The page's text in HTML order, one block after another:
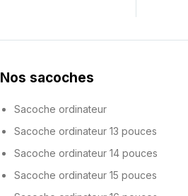
Nos sacoches
Sacoche ordinateur
Sacoche ordinateur 13 pouces
Sacoche ordinateur 14 pouces
Sacoche ordinateur 15 pouces